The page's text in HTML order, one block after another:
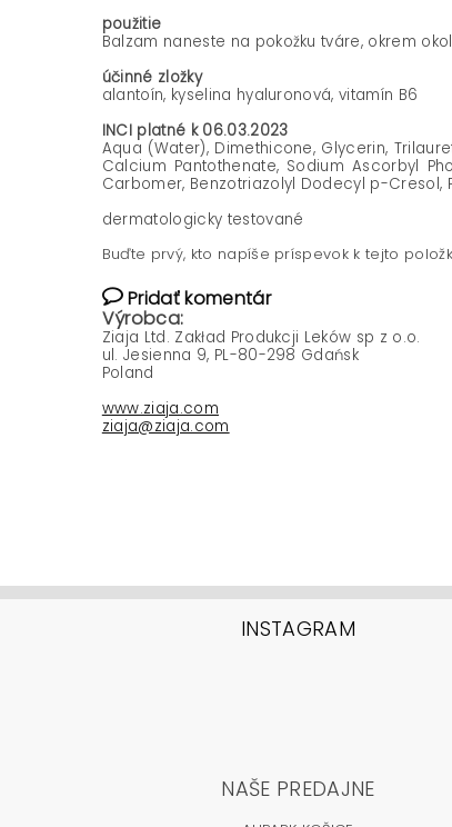
použitie
Balzam naneste na pokožku tváre, okrem
účinné zložky
alantoín, kyselina hyaluronová, vitamín B6
INCI platné k 06.03.2023
Aqua (Water), Dimethicone, Glycerin,
Calcium Pantothenate, Sodium Ascorbyl
Carbomer, Benzotriazolyl Dodecyl p-Cresol,
dermatologicky testované
Buďte prvý, kto napíše príspevok k tejto
Pridať komentár
Výrobca:
Ziaja Ltd. Zakład Produkcji Leków sp z o.o.
ul. Jesienna 9, PL-80-298 Gdańsk
Poland
www.ziaja.com
ziaja@ziaja.com
INSTAGRAM
NAŠE PREDAJNE